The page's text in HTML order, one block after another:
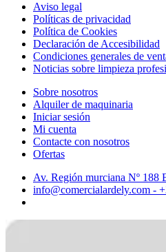
Aviso legal
Políticas de privacidad
Política de Cookies
Declaración de Accesibilidad
Condiciones generales de
Noticias sobre limpieza
Sobre nosotros
Alquiler de maquinaria
Iniciar sesión
Mi cuenta
Contacte con nosotros
Ofertas
Av. Región murciana Nº 188
info@comercialardely.com -